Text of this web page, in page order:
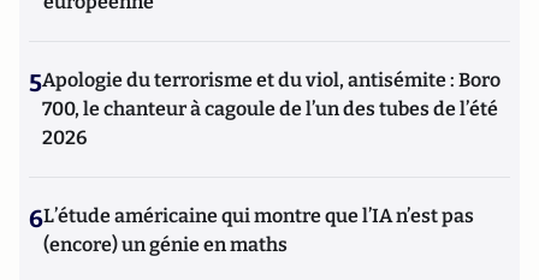
5Apologie du terrorisme et du viol, antisémite : Boro
700, le chanteur à cagoule de l’un des tubes de l’été
2026
6L’étude américaine qui montre que l’IA n’est pas
(encore) un génie en maths